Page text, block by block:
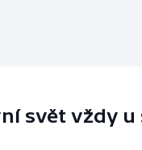
svět vždy u